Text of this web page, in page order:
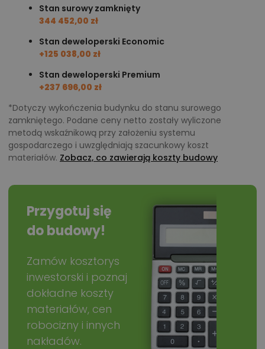
Chcesz uzyskać więcej informacji o tym
projekcie, na przykład:
polecane przez architekta zmiany,
projekty podobne - o zbliżonym układzie lub
optymalizacja kosztów budowy domu według
tego projektu,
informacje szczegółowe - np. wymiary
pomieszczeń, instalacje, materiały?
Zadzwoń52 384 49 90 NAPISZ
Stan surowy zamknięty
344 452,00 zł
Stan deweloperski Economic
+125 038,00 zł
Stan deweloperski Premium
+237 696,00 zł
*Dotyczy wykończenia budynku do stanu surowego
zamkniętego. Podane ceny netto zostały wyliczone
metodą wskaźnikową przy założeniu systemu
gospodarczego i uwzględniają szacunkowy koszt
materiałów. Zobacz, co zawierają koszty budowy
Przygotuj się
do budowy!
Zamów kosztorys
inwestorski i poznaj
dokładne koszty
materiałów, cen
robocizny i innych
nakładów.